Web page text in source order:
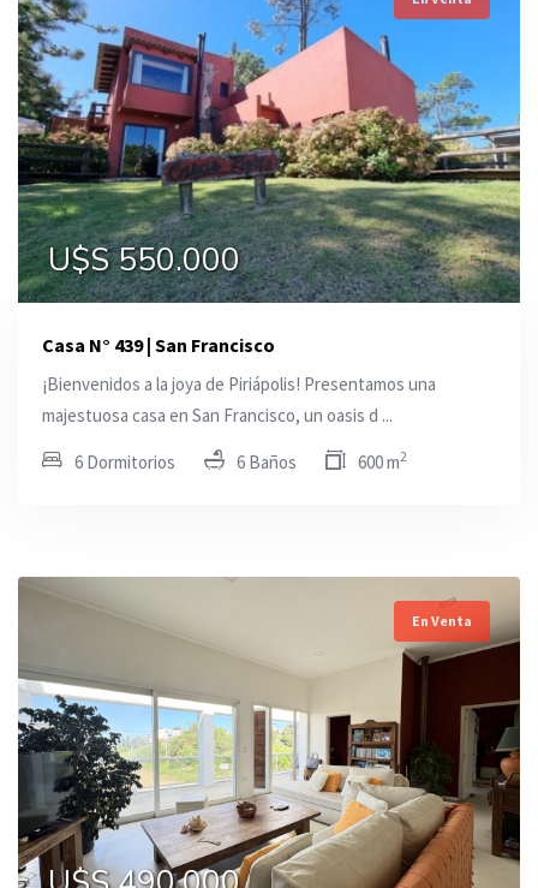
U$S 550.000
Casa N° 439 | San Francisco
¡Bienvenidos a la joya de Piriápolis! Presentamos una
majestuosa casa en San Francisco, un oasis d ...
6 Dormitorios 6 Baños 600 m2
En Venta